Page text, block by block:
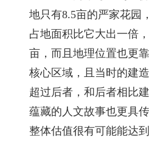
地只有8.5亩的严家花园
占地面积比它大出一倍
亩，而且地理位置也更
核心区域，且当时的建
超过后者，和后者相比
蕴藏的人文故事也更具
整体估值很有可能能达